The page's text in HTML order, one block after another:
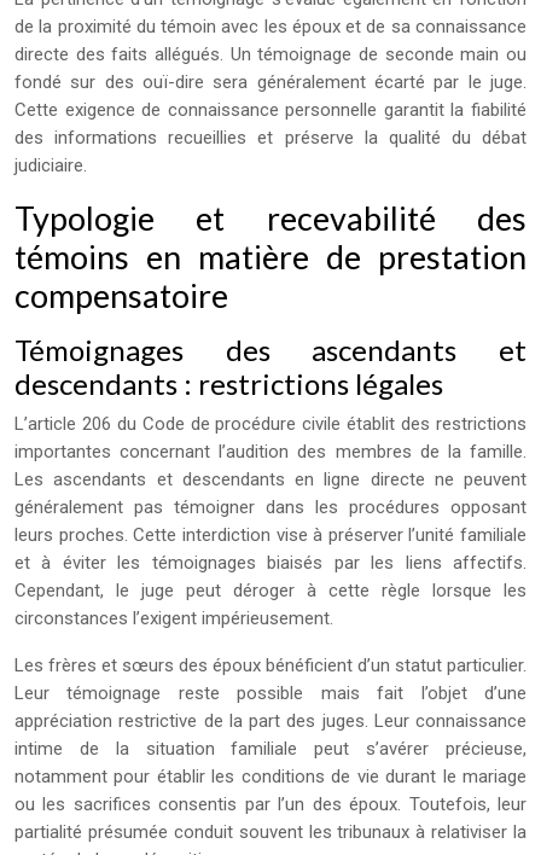
de la proximité du témoin avec les époux et de sa connaissance
directe des faits allégués. Un témoignage de seconde main ou
fondé sur des ouï-dire sera généralement écarté par le juge.
Cette exigence de connaissance personnelle garantit la fiabilité
des informations recueillies et préserve la qualité du débat
judiciaire.
Typologie et recevabilité des
témoins en matière de prestation
compensatoire
Témoignages des ascendants et
descendants : restrictions légales
L’article 206 du Code de procédure civile établit des restrictions
importantes concernant l’audition des membres de la famille.
Les ascendants et descendants en ligne directe ne peuvent
généralement pas témoigner dans les procédures opposant
leurs proches. Cette interdiction vise à préserver l’unité familiale
et à éviter les témoignages biaisés par les liens affectifs.
Cependant, le juge peut déroger à cette règle lorsque les
circonstances l’exigent impérieusement.
Les frères et sœurs des époux bénéficient d’un statut particulier.
Leur témoignage reste possible mais fait l’objet d’une
appréciation restrictive de la part des juges. Leur connaissance
intime de la situation familiale peut s’avérer précieuse,
notamment pour établir les conditions de vie durant le mariage
ou les sacrifices consentis par l’un des époux. Toutefois, leur
partialité présumée conduit souvent les tribunaux à relativiser la